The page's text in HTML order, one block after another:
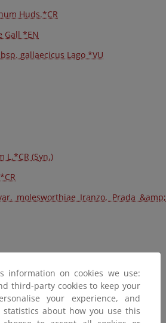
Huds.*CR
Gall *EN
gallaecicus Lago *VU
L.*CR (Syn.)
molesworthiae Iranzo, Prada &amp;
in Lam.*VU (Syn.)
information on cookies we use:
third-party cookies to keep your
your experience, and
statistics about how you use this